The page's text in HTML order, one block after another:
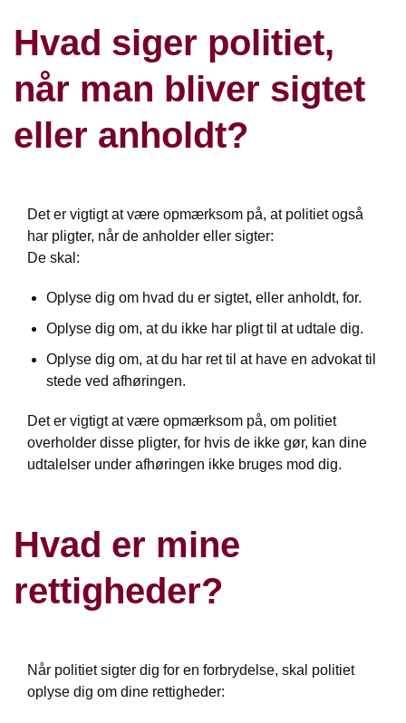
Hvad siger politiet,
når man bliver sigtet
eller anholdt?
Det er vigtigt at være opmærksom på, at politiet også
har pligter, når de anholder eller sigter:
De skal:
Oplyse dig om hvad du er sigtet, eller anholdt, for.
Oplyse dig om, at du ikke har pligt til at udtale dig.
Oplyse dig om, at du har ret til at have en advokat til
stede ved afhøringen.
Det er vigtigt at være opmærksom på, om politiet
overholder disse pligter, for hvis de ikke gør, kan dine
udtalelser under afhøringen ikke bruges mod dig.
Hvad er mine
rettigheder?
Når politiet sigter dig for en forbrydelse, skal politiet
oplyse dig om dine rettigheder: